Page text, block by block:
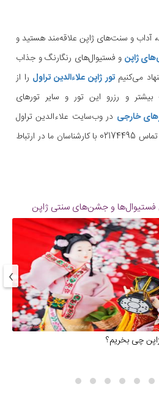
آداب و سنت‌های ژاپن علاقه‌مند هستید و
ژاپن و فستیوال‌های رنگارنگ و جذاب
می‌کنیمتور ژاپن علاءالدین تراول را از
و رزرو این تور و سایر تورهای
خارجی در وب‌سایت علاءالدین تراول
مراجعه کنید یا از طریق شماره تماس 02174495 با کارشناسان ما در ارتباط
فستیوال‌ها و جشن‌های سنتی ژاپن
چی بخریم؟
›